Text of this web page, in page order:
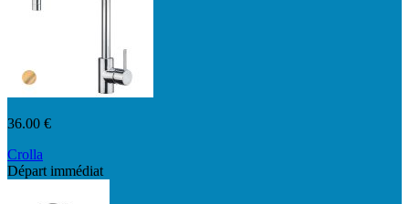
36.00 €
Crolla
Départ immédiat